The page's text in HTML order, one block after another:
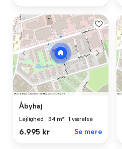
Åbyhøj
Lejlighed 34 m² 1 værelse
6.995 kr Se mere